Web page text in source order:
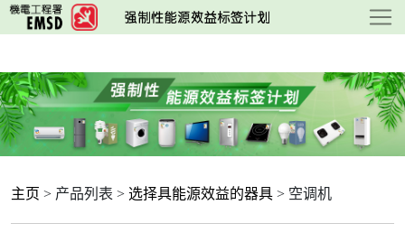
跳
至
要
内
容
主页 > 产品列表 > 选择具能源效益的器具 > 空调机